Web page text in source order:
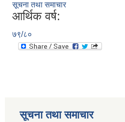
सूचना तथा समाचार
आर्थिक वर्ष:
७९/८०
सूचना तथा समाचार